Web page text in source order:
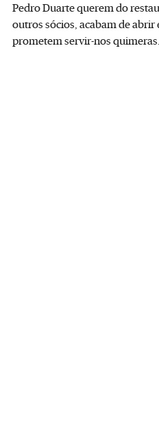
Pedro Duarte querem do
outros sócios, acabam de abrir
prometem servir-nos quimeras.